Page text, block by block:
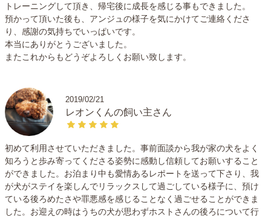
トレーニングして頂き、帰宅後に成長を感じる事もできました。
預かって頂いた後も、アンジュの様子を気にかけてご連絡くださ
り、感謝の気持ちでいっぱいです。
本当にありがとうございました。
またこれからもどうぞよろしくお願い致します。
2019/02/21
レオンくんの飼い主さん
初めて利用させていただきました。事前面談から我が家の犬をよく
知ろうと歩み寄ってくださる姿勢に感動し信頼してお願いすること
ができました。お泊まり中も愛情あるレポートを送って下さり、我
が犬がステイを楽しんでリラックスして過ごしている様子に、預け
ている後ろめたさや罪悪感を感じることなく過ごせることができま
した。お迎えの時はうちの犬が思わずホストさんの後ろについて行